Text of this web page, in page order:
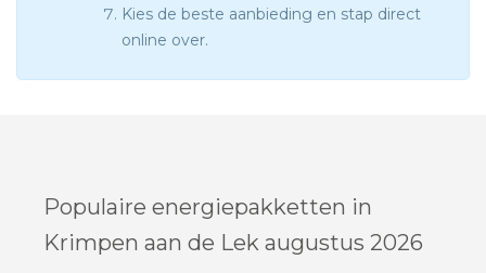
Kies de beste aanbieding en stap direct
online over.
Populaire energiepakketten in
Krimpen aan de Lek augustus 2026